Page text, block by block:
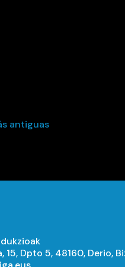
antiguas
15, Dpto 5, 48160, Derio,